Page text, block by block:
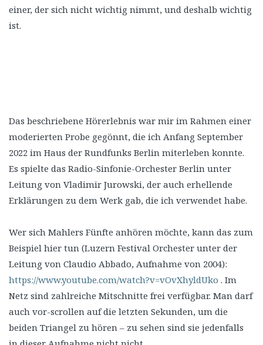
einer, der sich nicht wichtig nimmt, und deshalb wichtig
ist.
Das beschriebene Hörerlebnis war mir im Rahmen einer
moderierten Probe gegönnt, die ich Anfang September
2022 im Haus der Rundfunks Berlin miterleben konnte.
Es spielte das Radio-Sinfonie-Orchester Berlin unter
Leitung von Vladimir Jurowski, der auch erhellende
Erklärungen zu dem Werk gab, die ich verwendet habe.
Wer sich Mahlers Fünfte anhören möchte, kann das zum
Beispiel hier tun (Luzern Festival Orchester unter der
Leitung von Claudio Abbado, Aufnahme von 2004):
https://www.youtube.com/watch?v=vOvXhyldUko . Im
Netz sind zahlreiche Mitschnitte frei verfügbar. Man darf
auch vor-scrollen auf die letzten Sekunden, um die
beiden Triangel zu hören – zu sehen sind sie jedenfalls